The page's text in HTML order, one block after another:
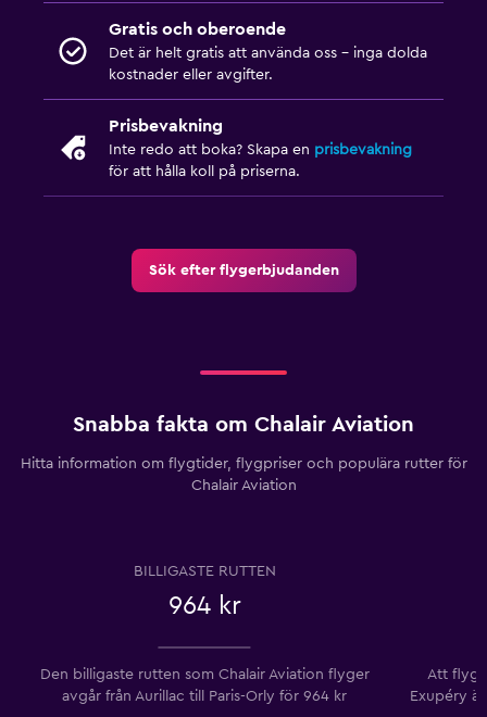
Gratis och oberoende
Det är helt gratis att använda oss – inga dolda
kostnader eller avgifter.
Prisbevakning
Inte redo att boka? Skapa en prisbevakning
för att hålla koll på priserna.
Sök efter flygerbjudanden
Snabba fakta om Chalair Aviation
Hitta information om flygtider, flygpriser och populära rutter för
Chalair Aviation
BILLIGASTE RUTTEN
964 kr
Den billigaste rutten som Chalair Aviation flyger
avgår från Aurillac till Paris-Orly ​​för 964 kr
Att
Exupéry